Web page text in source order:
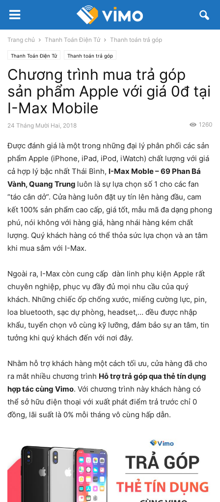
Trang chủ Thanh Toán Điện Tử Thanh toán trả góp
Thanh Toán Điện Tử Thanh toán trả góp
Chương trình mua trả góp
sản phẩm Apple với giá 0đ tại
I-Max Mobile
24 Tháng Mười Hai, 2018 1260
Được đánh giá là một trong những đại lý phân phối các sản
phẩm Apple (iPhone, iPad, iPod, iWatch) chất lượng với giá
cả hợp lý bậc nhất Thái Bình, I-Max Moble – 69 Phan Bá
Vành, Quang Trung luôn là sự lựa chọn số 1 cho các fan
“táo cắn dở”. Cửa hàng luôn đặt uy tín lên hàng đầu, cam
kết 100% sản phẩm cao cấp, giá tốt, mẫu mã đa dạng phong
phú, nói không với hàng giả, hàng nhái hàng kém chất
lượng. Quý khách hàng có thể thỏa sức lựa chọn và an tâm
khi mua sắm với I-Max.
Ngoài ra, I-Max còn cung cấp dàn linh phụ kiện Apple rất
chuyên nghiệp, phục vụ đầy đủ mọi nhu cầu của quý
khách. Những chiếc ốp chống xước, miếng cường lực, pin,
loa bluetooth, sạc dự phòng, headset,… đều được nhập
khẩu, tuyển chọn vô cùng kỹ lưỡng, đảm bảo sự an tâm, tin
tưởng khi quý khách đến với nơi đây.
Nhằm hỗ trợ khách hàng một cách tối ưu, cửa hàng đã cho
ra mắt nhiều chương trình Hỗ trợ trả góp qua thẻ tín dụng
hợp tác cùng Vimo. Với chương trình này khách hàng có
thể sở hữu điện thoại với xuất phát điểm trả trước chỉ 0
đồng, lãi suất là 0% mỗi tháng vô cùng hấp dẫn.